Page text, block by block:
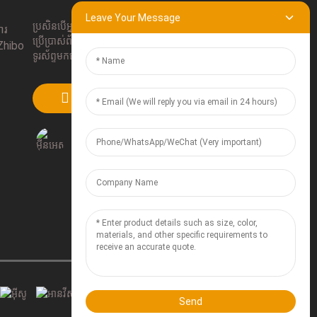
ប្រសិនបើអ្នកមានសំណួរអំពីផលិតផលរបស់យើង សូម
ប្រើប្រាស់ព័ត៌មានទំនាក់ទំនងរបស់យើង ផ្ញើអ៊ីមែល ឬ
ទូរស័ព្ទមកយើងដោយផ្ទាល់។
ដាក់ស្នើ
Leave Your Message
Send